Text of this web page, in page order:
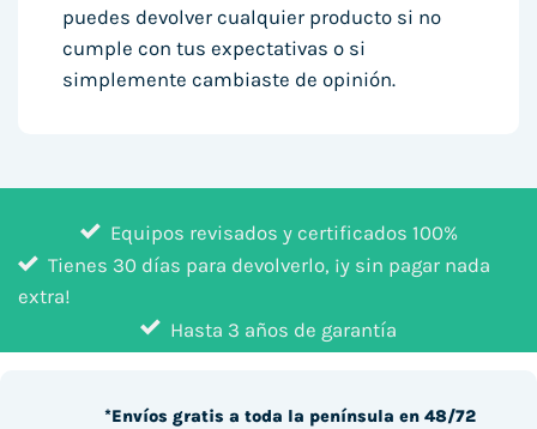
puedes devolver cualquier producto si no
cumple con tus expectativas o si
simplemente cambiaste de opinión.
Equipos revisados y certificados 100%
Tienes 30 días para devolverlo, ¡y sin pagar nada
extra!
Hasta 3 años de garantía
*Envíos gratis a toda la península en 48/72